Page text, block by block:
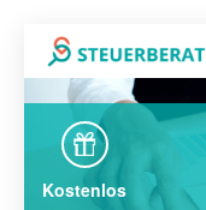
Kostenlos